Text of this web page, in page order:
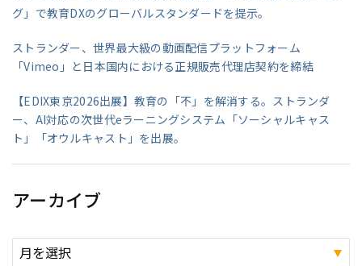
グ」で教育DXのグローバルスタンダードを提示。
ストランダー、世界最大級の動画配信プラットフォーム
「Vimeo」と日本国内における正規販売代理店契約を締結
【EDIX東京2026出展】教育の「不」を解消する。ストランダ
ー、AI対応の次世代eラーニングシステム「ソーシャルキャス
ト」「オウルキャスト」を出展。
アーカイブ